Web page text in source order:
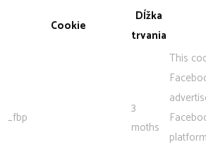
Cookie
Dĺžka
trvania
_fbp
3
moths
This